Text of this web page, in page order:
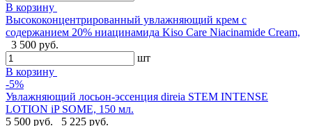
В корзину
Высококонцентрированный увлажняющий крем с
содержанием 20% ниацинамида Kiso Care Niacinamide Cream,
3 500 руб.
шт
В корзину
-5%
Увлажняющий лосьон-эссенция direia STEM INTENSE
LOTION iP SOME, 150 мл.
5 500 руб.
5 225 руб.